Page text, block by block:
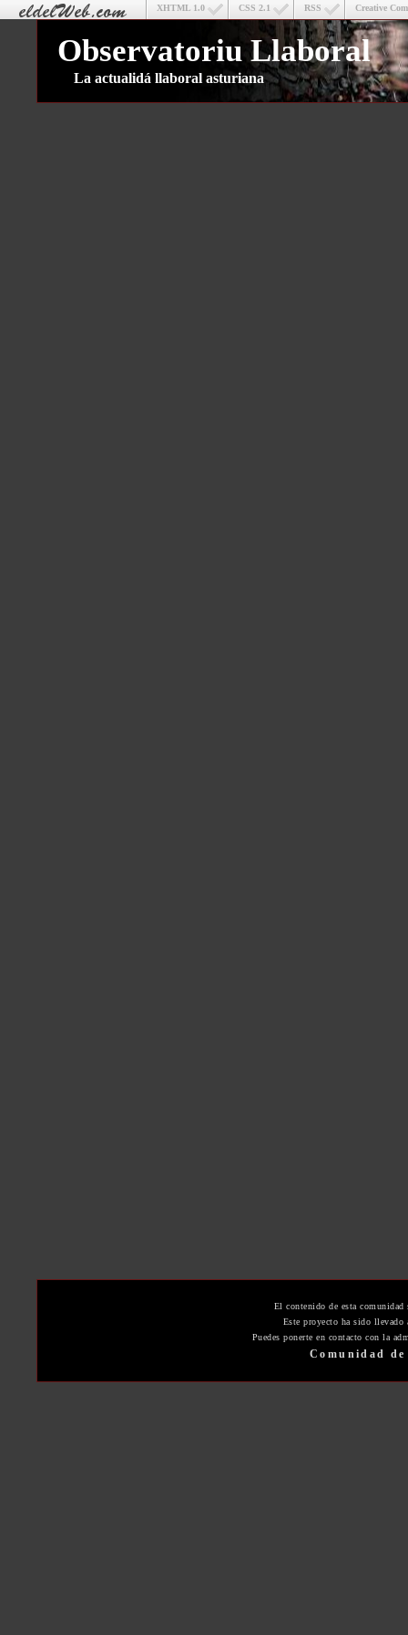
Creative
RSS
CSS 2.1
XHTML 1.0
Observatoriu Llaboral
La actualidá llaboral asturiana
El contenido de esta
Este proyecto ha sido
Puedes ponerte en contacto con la
Comunidad